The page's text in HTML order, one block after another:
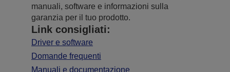
manuali, software e informazioni sulla
garanzia per il tuo prodotto.
Link consigliati:
Driver e software
Domande frequenti
Manuali e documentazione